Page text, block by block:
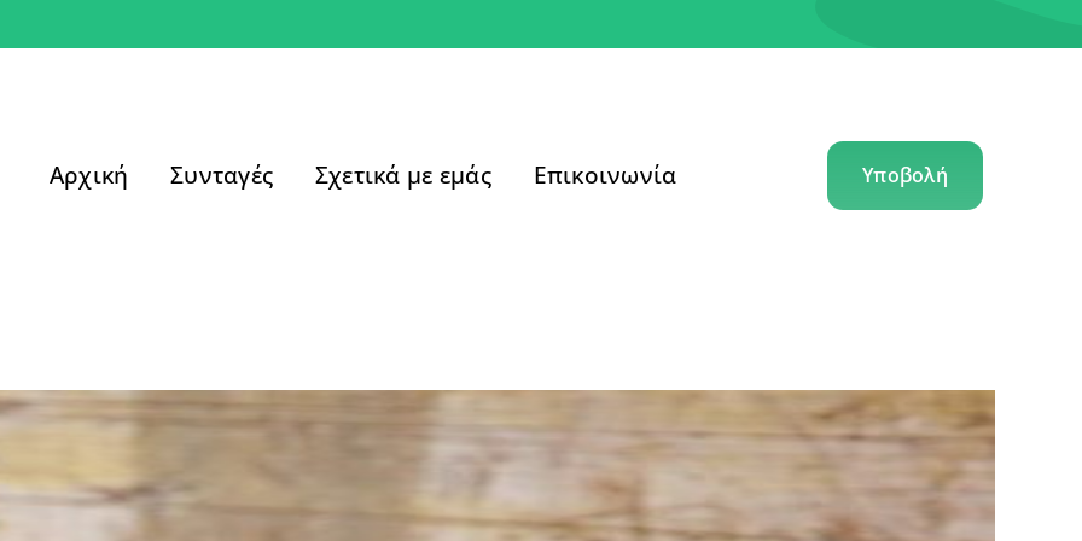
Αρχική Συνταγές Σχετικά με εμάς Επικοινωνία Υποβολή